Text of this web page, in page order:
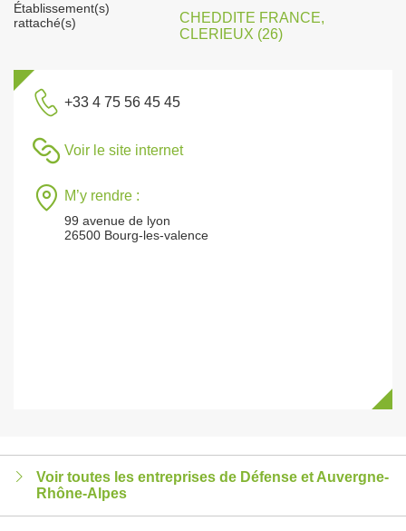
Établissement(s)
rattaché(s)
CHEDDITE FRANCE,
CLERIEUX (26)
+33 4 75 56 45 45
Voir le site internet
M’y rendre :
99 avenue de lyon
26500 Bourg-les-valence
Voir toutes les entreprises de Défense et Auvergne-
Rhône-Alpes